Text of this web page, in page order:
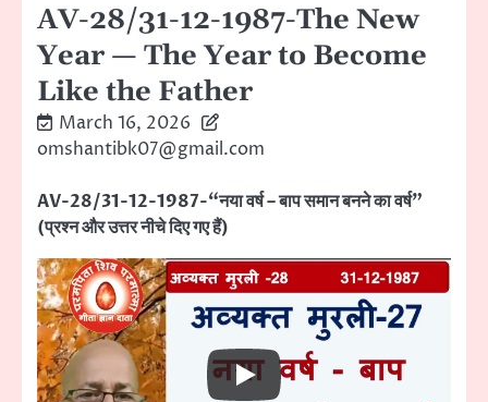
AV-28/31-12-1987-The New
Year — The Year to Become
Like the Father
March 16, 2026
omshantibk07@gmail.com
AV-28/31-12-1987-“नया वर्ष – बाप समान बनने का वर्ष”
(प्रश्न और उत्तर नीचे दिए गए हैं)